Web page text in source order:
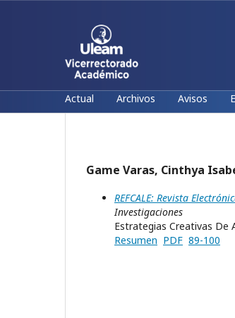
Actual Archivos Avisos
Game Varas, Cinthya
REFCALE: Revista
Investigaciones
Estrategias Creativas De
Resumen PDF 89-100